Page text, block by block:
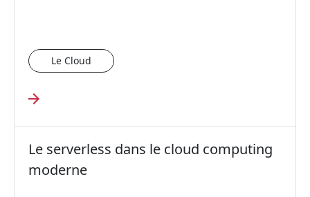
Le Cloud
Le serverless dans le cloud computing
moderne